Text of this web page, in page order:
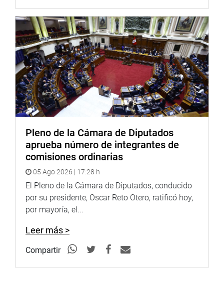
Facebook:https://goo.gl/s5t7XN
Twitter:https://goo.gl/iMywRR
YouTube:https://goo.gl/VBXBNk
Radio:goo.gl/hMwTg1
fotografia.congreso.gob.Vale
Pleno de la Cámara de Diputados
aprueba número de integrantes de
comisiones ordinarias
05 Ago 2026 | 17:28 h
El Pleno de la Cámara de Diputados, conducido
por su presidente, Oscar Reto Otero, ratificó hoy,
por mayoría, el...
Leer más >
Compartir